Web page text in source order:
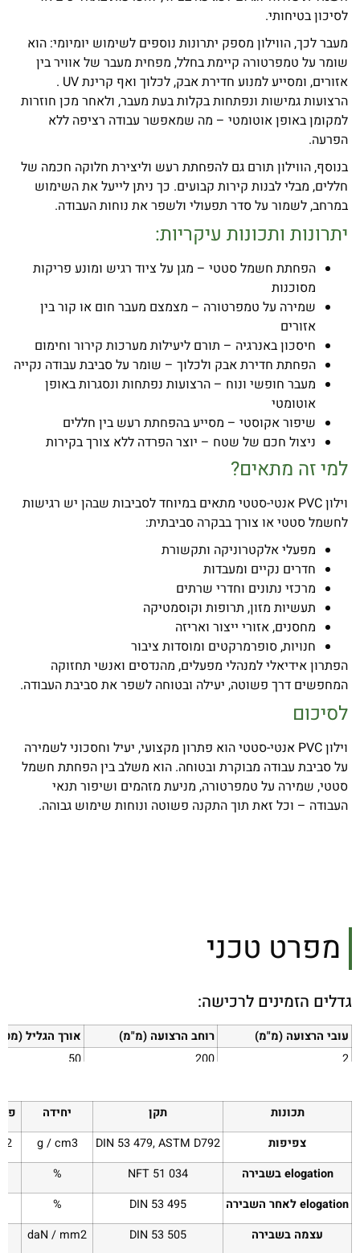
לסיכון בטיחותי.
מעבר לכך, הווילון מספק יתרונות נוספים לשימוש יומיומי: הוא
שומר על טמפרטורה קיימת בחלל, מפחית מעבר של אוויר בין
אזורים, ומסייע למנוע חדירת אבק, לכלוך ואף קרינת UV .
הרצועות גמישות ונפתחות בקלות בעת מעבר, ולאחר מכן חוזרות
למקומן באופן אוטומטי – מה שמאפשר עבודה רציפה ללא
הפרעה.
בנוסף, הווילון תורם גם להפחתת רעש וליצירת חלוקה חכמה של
חללים, מבלי לבנות קירות קבועים. כך ניתן לייעל את השימוש
במרחב, לשמור על סדר תפעולי ולשפר את נוחות העבודה.
יתרונות ותכונות עיקריות:
הפחתת חשמל סטטי – מגן על ציוד רגיש ומונע פריקות
מסוכנות
שמירה על טמפרטורה – מצמצם מעבר חום או קור בין
אזורים
חיסכון באנרגיה – תורם ליעילות מערכות קירור וחימום
הפחתת חדירת אבק ולכלוך – שומר על סביבת עבודה נקייה
מעבר חופשי ונוח – הרצועות נפתחות ונסגרות באופן
אוטומטי
שיפור אקוסטי – מסייע בהפחתת רעש בין חללים
ניצול חכם של שטח – יוצר הפרדה ללא צורך בקירות
למי זה מתאים?
וילון PVC אנטי-סטטי מתאים במיוחד לסביבות שבהן יש רגישות
לחשמל סטטי או צורך בבקרה סביבתית:
מפעלי אלקטרוניקה ותקשורת
חדרים נקיים ומעבדות
מרכזי נתונים וחדרי שרתים
תעשיות מזון, תרופות וקוסמטיקה
מחסנים, אזורי ייצור ואריזה
חנויות, סופרמרקטים ומוסדות ציבור
הפתרון אידיאלי למנהלי מפעלים, מהנדסים ואנשי תחזוקה
המחפשים דרך פשוטה, יעילה ובטוחה לשפר את סביבת העבודה.
לסיכום
וילון PVC אנטי-סטטי הוא פתרון מקצועי, יעיל וחסכוני לשמירה
על סביבת עבודה מבוקרת ובטוחה. הוא משלב בין הפחתת חשמל
סטטי, שמירה על טמפרטורה, מניעת מזהמים ושיפור תנאי
העבודה – וכל זאת תוך התקנה פשוטה ונוחות שימוש גבוהה.
מפרט טכני
גדלים הזמינים לרכישה:
עובי הרצועה (מ"מ) רוחב הרצועה (מ"מ)
אורך הגליל
2
200
50
4
400
50
תכונות תקן יחידה
צפיפות
DIN 53 479, ASTM D792
g / cm3
1.2
elogationבשבירה NFT 51 034
%
elogationלאחר השבירה DIN 53 495
%
עצמה בשבירה
DIN 53 505
daN / mm2